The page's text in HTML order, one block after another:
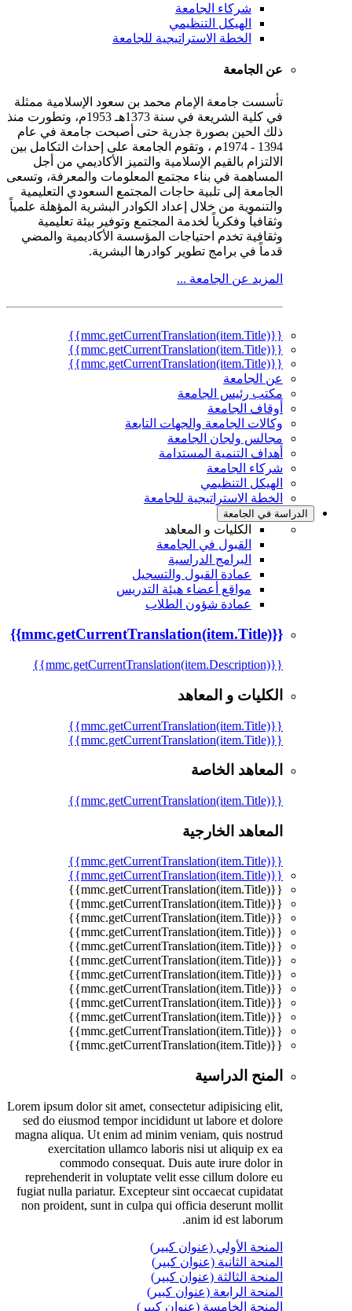
شركاء الجامعة
الهيكل التنظيمي
الخطة الاستراتيجية للجامعة
عن الجامعة
تأسست جامعة الإمام محمد بن سعود الإسلامية ممثلة
في كلية الشريعة في سنة 1373هـ 1953م، وتطورت منذ
ذلك الحين بصورة جذرية حتى أصبحت جامعة في عام
1394 - 1974م ، وتقوم الجامعة على إحداث التكامل بين
الالتزام بالقيم الإسلامية والتميز الأكاديمي من أجل
المساهمة في بناء مجتمع المعلومات والمعرفة، وتسعى
الجامعة إلى تلبية حاجات المجتمع السعودي التعليمية
والتنموية من خلال إعداد الكوادر البشرية المؤهلة علمياً
وثقافياً وفكرياً لخدمة المجتمع وتوفير بيئة تعليمية
وثقافية تخدم احتياجات المؤسسة الأكاديمية والمضي
قدماً في برامج تطوير كوادرها البشرية.
المزيد عن الجامعة ...
{{mmc.getCurrentTranslation(item.Title)}}
{{mmc.getCurrentTranslation(item.Title)}}
{{mmc.getCurrentTranslation(item.Title)}}
عن الجامعة
مكتب رئيس الجامعة
أوقاف الجامعة
وكالات الجامعة والجهات التابعة
مجالس ولجان الجامعة
أهداف التنمية المستدامة
شركاء الجامعة
الهيكل التنظيمي
الخطة الاستراتيجية للجامعة
الدراسة في الجامعة
الكليات و المعاهد
القبول في الجامعة
البرامج الدراسية
عمادة القبول والتسجيل
مواقع أعضاء هيئة التدريس
عمادة شؤون الطلاب
{{mmc.getCurrentTranslation(item.Title)}}
{{mmc.getCurrentTranslation(item.Description)}}
الكليات و المعاهد
{{mmc.getCurrentTranslation(item.Title)}}
{{mmc.getCurrentTranslation(item.Title)}}
المعاهد الخاصة
{{mmc.getCurrentTranslation(item.Title)}}
المعاهد الخارجية
{{mmc.getCurrentTranslation(item.Title)}}
{{mmc.getCurrentTranslation(item.Title)}}
{{mmc.getCurrentTranslation(item.Title)}}
{{mmc.getCurrentTranslation(item.Title)}}
{{mmc.getCurrentTranslation(item.Title)}}
{{mmc.getCurrentTranslation(item.Title)}}
{{mmc.getCurrentTranslation(item.Title)}}
{{mmc.getCurrentTranslation(item.Title)}}
{{mmc.getCurrentTranslation(item.Title)}}
{{mmc.getCurrentTranslation(item.Title)}}
{{mmc.getCurrentTranslation(item.Title)}}
{{mmc.getCurrentTranslation(item.Title)}}
{{mmc.getCurrentTranslation(item.Title)}}
{{mmc.getCurrentTranslation(item.Title)}}
المنح الدراسية
Lorem ipsum dolor sit amet, consectetur adipisicing elit,
sed do eiusmod tempor incididunt ut labore et dolore
magna aliqua. Ut enim ad minim veniam, quis nostrud
exercitation ullamco laboris nisi ut aliquip ex ea
commodo consequat. Duis aute irure dolor in
reprehenderit in voluptate velit esse cillum dolore eu
fugiat nulla pariatur. Excepteur sint occaecat cupidatat
non proident, sunt in culpa qui officia deserunt mollit
anim id est laborum.
المنحة الأولي (عنوان كبير)
المنحة الثانية (عنوان كبير)
المنحة الثالثة (عنوان كبير)
المنحة الرابعة (عنوان كبير)
المنحة الخامسة (عنوان كبير)